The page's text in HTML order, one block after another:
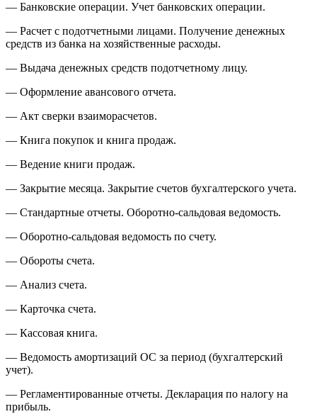
— Банковские операции. Учет банковских операции.
— Расчет с подотчетными лицами. Получение денежных
средств из банка на хозяйственные расходы.
— Выдача денежных средств подотчетному лицу.
— Оформление авансового отчета.
— Акт сверки взаиморасчетов.
— Книга покупок и книга продаж.
— Ведение книги продаж.
— Закрытие месяца. Закрытие счетов бухгалтерского учета.
— Стандартные отчеты. Оборотно-сальдовая ведомость.
— Оборотно-сальдовая ведомость по счету.
— Обороты счета.
— Анализ счета.
— Карточка счета.
— Кассовая книга.
— Ведомость амортизаций ОС за период (бухгалтерский
учет).
— Регламентированные отчеты. Декларация по налогу на
прибыль.